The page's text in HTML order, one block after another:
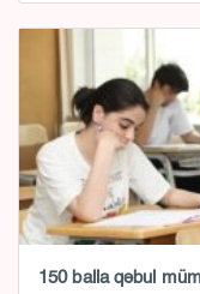
150 balla qəbul